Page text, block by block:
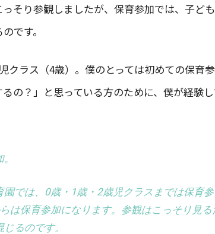
そり参観しましたが、保育参加では、子ど
です。
クラス（4歳）。僕のとっては初めての保育
るの？」と思っている方のために、僕が経験
園では、0歳・1歳・2歳児クラスまでは保育参
は保育参加になります。参観はこっそり見
るのです。